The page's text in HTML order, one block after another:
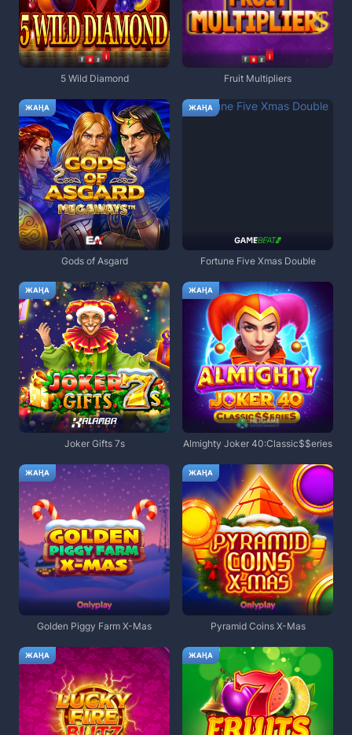
5 Wild Diamond Fruit Multipliers
ЖАҢА
Gods of Asgard
ЖАҢА
Fortune Five Xmas Double
ЖАҢА
Joker Gifts 7s
ЖАҢА
Almighty Joker 40:Classic$$eries
ЖАҢА
Golden Piggy Farm X-Mas
ЖАҢА
Pyramid Coins X-Mas
ЖАҢА ЖАҢА